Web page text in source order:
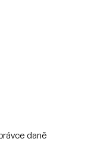
daně